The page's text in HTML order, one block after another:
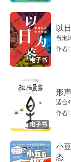
电子书
以
当泡
作者
电子书
形
适合
作者
小
态